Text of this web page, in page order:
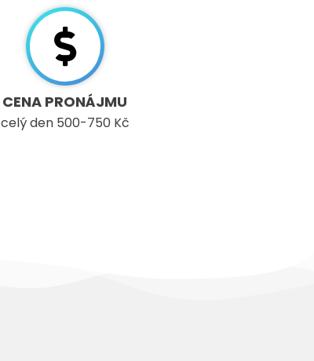
CENA PRONÁJMU
celý den 500-750 Kč